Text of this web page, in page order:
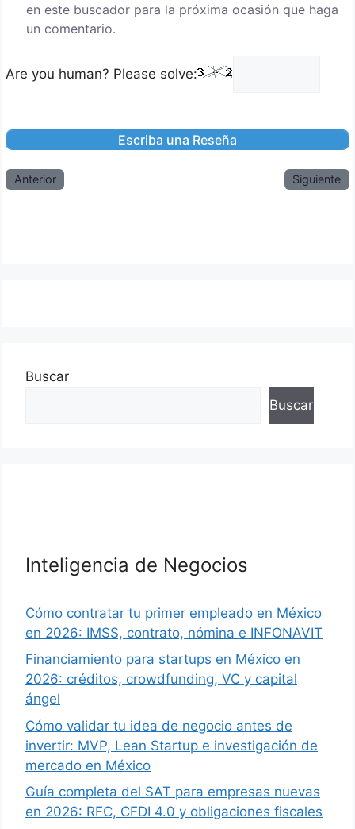
en este buscador para la próxima ocasión que haga
un comentario.
Are you human? Please solve:
Anterior Siguiente
Buscar
Buscar
Inteligencia de Negocios
Cómo contratar tu primer empleado en México
en 2026: IMSS, contrato, nómina e INFONAVIT
Financiamiento para startups en México en
2026: créditos, crowdfunding, VC y capital
ángel
Cómo validar tu idea de negocio antes de
invertir: MVP, Lean Startup e investigación de
mercado en México
Guía completa del SAT para empresas nuevas
en 2026: RFC, CFDI 4.0 y obligaciones fiscales